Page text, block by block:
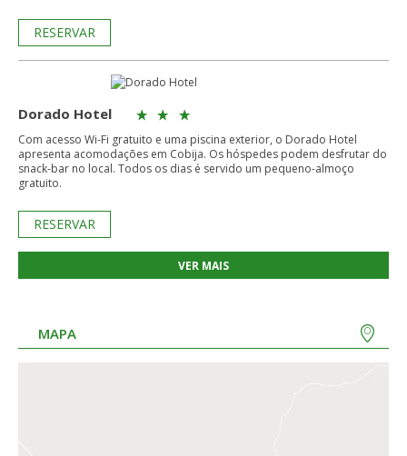
RESERVAR
Dorado Hotel
Com acesso Wi-Fi gratuito e uma piscina exterior, o Dorado Hotel
apresenta acomodações em Cobija. Os hóspedes podem desfrutar do
snack-bar no local. Todos os dias é servido um pequeno-almoço
gratuito.
RESERVAR
VER MAIS
MAPA